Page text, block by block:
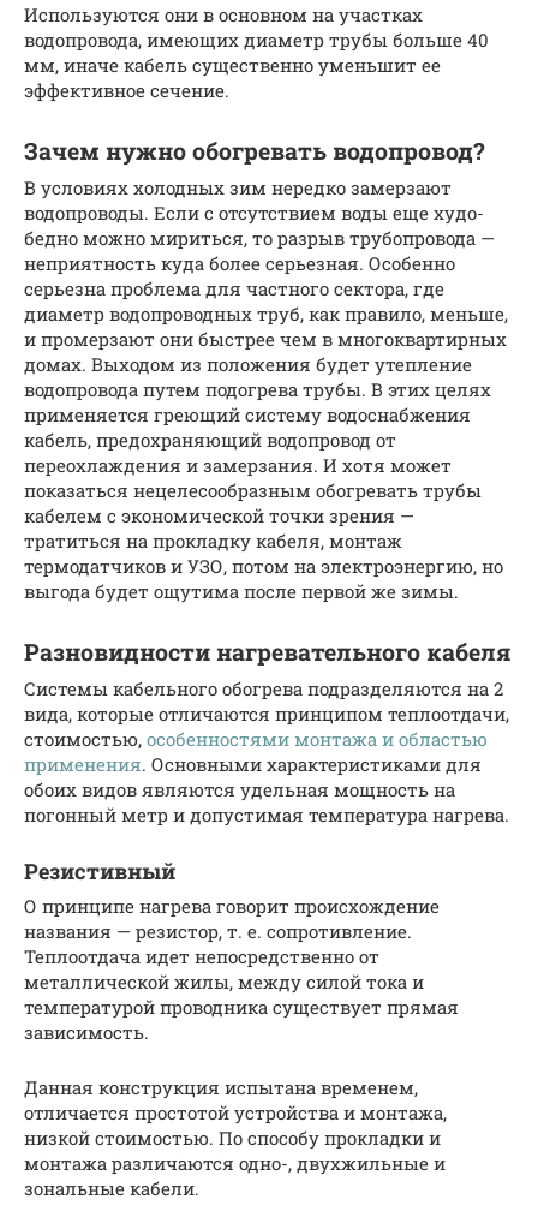
Используются они в основном на участках
водопровода, имеющих диаметр трубы больше 40
мм, иначе кабель существенно уменьшит ее
эффективное сечение.
Зачем нужно обогревать водопровод?
В условиях холодных зим нередко замерзают
водопроводы. Если с отсутствием воды еще худо-
бедно можно мириться, то разрыв трубопровода —
неприятность куда более серьезная. Особенно
серьезна проблема для частного сектора, где
диаметр водопроводных труб, как правило, меньше,
и промерзают они быстрее чем в многоквартирных
домах. Выходом из положения будет утепление
водопровода путем подогрева трубы. В этих целях
применяется греющий систему водоснабжения
кабель, предохраняющий водопровод от
переохлаждения и замерзания. И хотя может
показаться нецелесообразным обогревать трубы
кабелем с экономической точки зрения —
тратиться на прокладку кабеля, монтаж
термодатчиков и УЗО, потом на электроэнергию, но
выгода будет ощутима после первой же зимы.
Разновидности нагревательного кабеля
Системы кабельного обогрева подразделяются на 2
вида, которые отличаются принципом теплоотдачи,
стоимостью, особенностями монтажа и областью
применения. Основными характеристиками для
обоих видов являются удельная мощность на
погонный метр и допустимая температура нагрева.
Резистивный
О принципе нагрева говорит происхождение
названия — резистор, т. е. сопротивление.
Теплоотдача идет непосредственно от
металлической жилы, между силой тока и
температурой проводника существует прямая
зависимость.
Данная конструкция испытана временем,
отличается простотой устройства и монтажа,
низкой стоимостью. По способу прокладки и
монтажа различаются одно-, двухжильные и
зональные кабели.